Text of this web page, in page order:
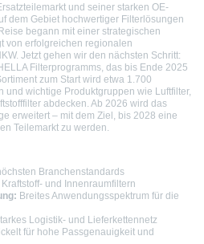
und seiner starken OE-
dem Gebiet hochwertiger Filterlösungen
begann mit einer strategischen
von erfolgreichen regionalen
Jetzt gehen wir den nächsten Schritt:
Filterprogramms, das bis Ende 2025
zum Start wird etwa 1.700
und wichtige Produktgruppen wie Luftfilter,
abdecken. Ab 2026 wird das
erweitert – mit dem Ziel, bis 2028 eine
Teilemarkt zu werden.
Branchenstandards
Kraftstoff- und Innenraumfiltern
Breites Anwendungsspektrum für die
Logistik- und Lieferkettennetz
für hohe Passgenauigkeit und